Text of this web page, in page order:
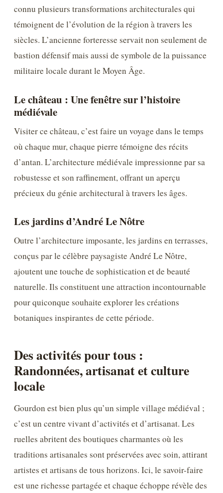
connu plusieurs transformations architecturales qui
témoignent de l’évolution de la région à travers les
siècles. L’ancienne forteresse servait non seulement de
bastion défensif mais aussi de symbole de la puissance
militaire locale durant le Moyen Âge.
Le château : Une fenêtre sur l’histoire
médiévale
Visiter ce château, c’est faire un voyage dans le temps
où chaque mur, chaque pierre témoigne des récits
d’antan. L’architecture médiévale impressionne par sa
robustesse et son raffinement, offrant un aperçu
précieux du génie architectural à travers les âges.
Les jardins d’André Le Nôtre
Outre l’architecture imposante, les jardins en terrasses,
conçus par le célèbre paysagiste André Le Nôtre,
ajoutent une touche de sophistication et de beauté
naturelle. Ils constituent une attraction incontournable
pour quiconque souhaite explorer les créations
botaniques inspirantes de cette période.
Des activités pour tous :
Randonnées, artisanat et culture
locale
Gourdon est bien plus qu’un simple village médiéval ;
c’est un centre vivant d’activités et d’artisanat. Les
ruelles abritent des boutiques charmantes où les
traditions artisanales sont préservées avec soin, attirant
artistes et artisans de tous horizons. Ici, le savoir-faire
est une richesse partagée et chaque échoppe révèle des